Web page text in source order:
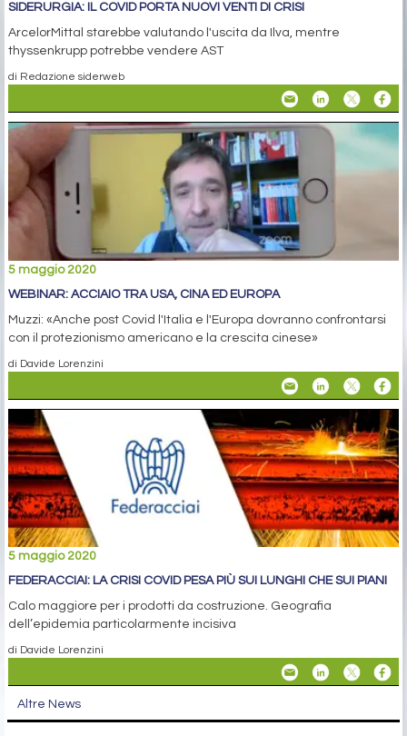
SIDERURGIA: IL COVID PORTA NUOVI VENTI DI CRISI
ArcelorMittal starebbe valutando l'uscita da Ilva, mentre
thyssenkrupp potrebbe vendere AST
di Redazione siderweb
5 maggio 2020
WEBINAR: ACCIAIO TRA USA, CINA ED EUROPA
Muzzi: «Anche post Covid l'Italia e l'Europa dovranno confrontarsi
con il protezionismo americano e la crescita cinese»
di Davide Lorenzini
5 maggio 2020
FEDERACCIAI: LA CRISI COVID PESA PIÙ SUI LUNGHI CHE SUI PIANI
Calo maggiore per i prodotti da costruzione. Geografia
dell’epidemia particolarmente incisiva
di Davide Lorenzini
Altre News